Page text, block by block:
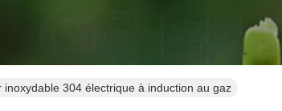
inoxydable 304 électrique à induction au gaz